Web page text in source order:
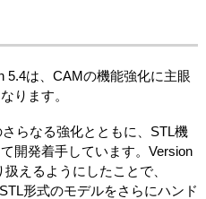
5.4は、CAMの機能強化に主眼
ります。
らなる強化とともに、STL機
開発着手しています。Version
えるようにしたことで、
形式のモデルをさらにハンド